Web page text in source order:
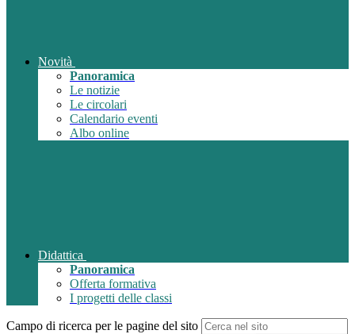
Novità
Panoramica
Le notizie
Le circolari
Calendario eventi
Albo online
Didattica
Panoramica
Offerta formativa
I progetti delle classi
Campo di ricerca per le pagine del sito